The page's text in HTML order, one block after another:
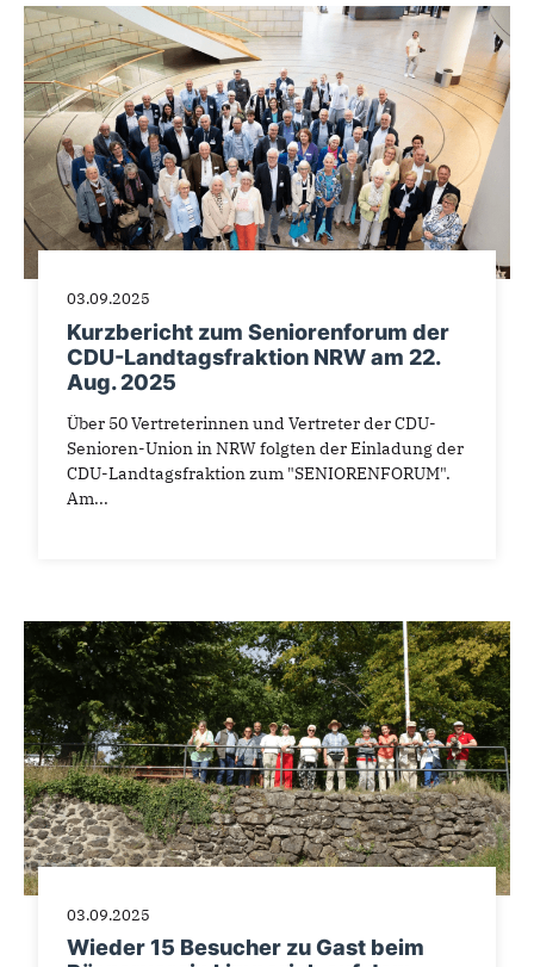
03.09.2025
Kurzbericht zum Seniorenforum der
CDU-Landtagsfraktion NRW am 22.
Aug. 2025
Über 50 Vertreterinnen und Vertreter der CDU-
Senioren-Union in NRW folgten der Einladung der
CDU-Landtagsfraktion zum "SENIORENFORUM".
Am...
03.09.2025
Wieder 15 Besucher zu Gast beim